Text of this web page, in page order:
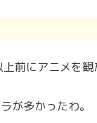
前にアニメを
が多かったわ。